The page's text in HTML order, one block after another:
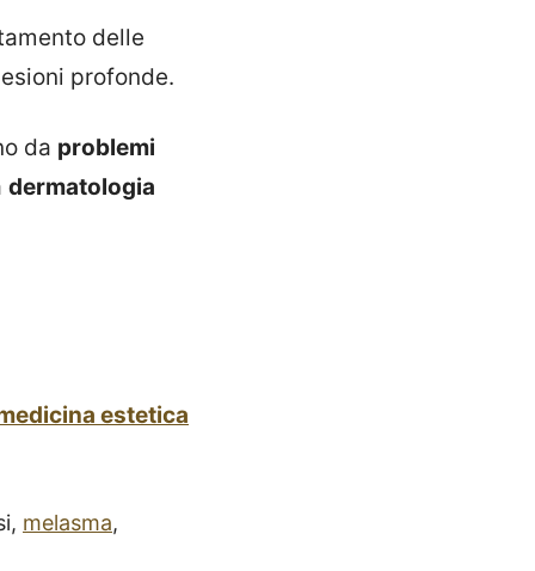
delle
profonde.
da problemi
dermatologia
estetica
melasma,